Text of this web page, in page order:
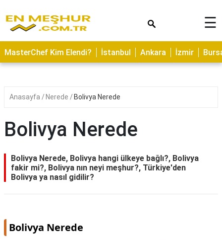
ASTROLOJİ
SAĞLIK
YERLER
NEDİR
☰
MasterChef Kim Elendi? İstanbul Ankara İzmir
Anasayfa Nerede Bolivya Nerede
Bolivya Nerede
Bolivya Nerede, Bolivya hangi ülkeye bağlı?, Bolivya
fakir mi?, Bolivya nın neyi meşhur?, Türkiye'den
Bolivya ya nasıl gidilir?
Bolivya Nerede